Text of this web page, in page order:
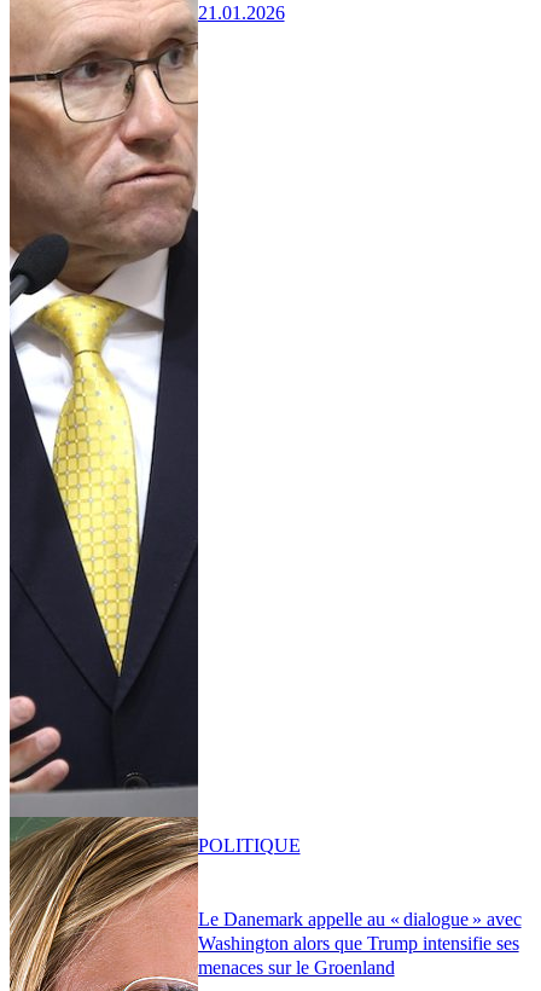
21.01.2026
Le Danemark appelle au « dialogue » avec
Washington alors que Trump intensifie ses
menaces sur le Groenland
POLITIQUE